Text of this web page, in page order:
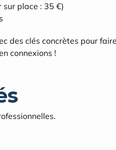
sur place : 35 €)
des clés concrètes pour
connexions !